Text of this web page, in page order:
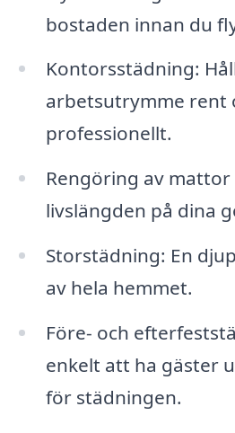
bostaden innan du
Kontorsstädning:
arbetsutrymme rent
professionellt.
Rengöring av
livslängden på dina
Storstädning: En
av hela hemmet.
Före- och
enkelt att ha gäster
för städningen.